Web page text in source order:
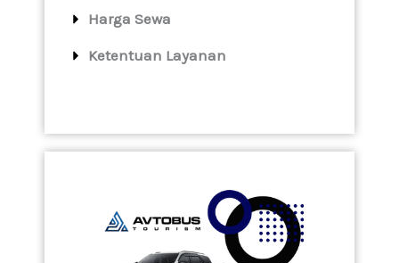
Harga Sewa
Ketentuan Layanan